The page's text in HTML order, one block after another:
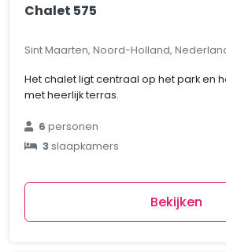
Chalet 575
Sint Maarten, Noord-Holland,
Het chalet ligt centraal op het park en
met heerlijk terras.
6personen
3slaapkamers
Bekijken